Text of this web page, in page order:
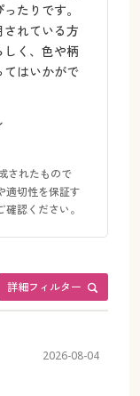
たりです。
されている方
しく、色や柄
てはいかがで
されたもので
適切性を保証す
認ください。
詳細フィルター
2026-08-04